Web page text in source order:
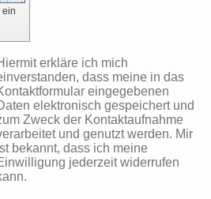
ein
erkläre ich mich
dass meine in das
eingegebenen
elektronisch gespeichert und
Zweck der Kontaktaufnahme
und genutzt werden. Mir
bekannt, dass ich meine
jederzeit widerrufen